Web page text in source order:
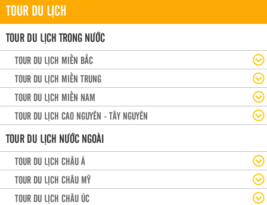
TOUR DU LỊCH
TOUR DU LỊCH TRONG NƯỚC
TOUR DU LỊCH MIỀN BẮC
TOUR DU LỊCH MIỀN TRUNG
TOUR DU LỊCH MIỀN NAM
TOUR DU LỊCH CAO NGUYÊN - TÂY NGUYÊN
TOUR DU LỊCH NƯỚC NGOÀI
TOUR DU LỊCH CHÂU Á
TOUR DU LỊCH CHÂU MỸ
TOUR DU LỊCH CHÂU ÚC